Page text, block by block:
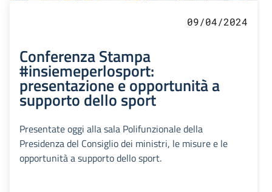
09/04/2024
Conferenza Stampa
#insiemeperlosport:
presentazione e opportunità a
supporto dello sport
Presentate oggi alla sala Polifunzionale della
Presidenza del Consiglio dei ministri, le misure e le
opportunità a supporto dello sport.